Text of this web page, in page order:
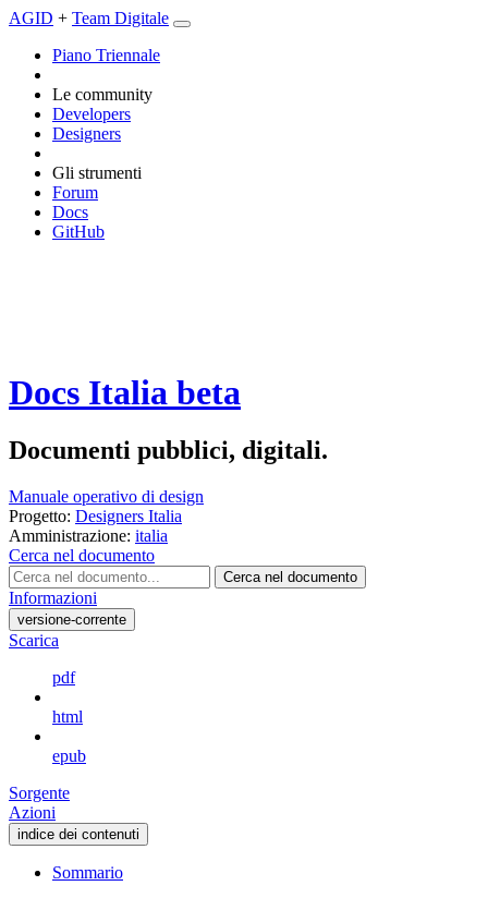
AGID + Team Digitale
Piano Triennale
Le community
Developers
Designers
Gli strumenti
Forum
Docs
GitHub
Docs Italia beta
Documenti pubblici, digitali.
Manuale operativo di design
Progetto: Designers Italia
Amministrazione: italia
Cerca nel documento
Cerca nel documento
Informazioni
versione-corrente
Scarica
pdf
html
epub
Sorgente
Azioni
indice dei contenuti
Sommario